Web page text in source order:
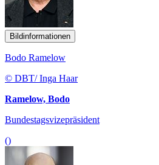
Bildinformationen
Bodo Ramelow
© DBT/ Inga Haar
Ramelow, Bodo
Bundestagsvizepräsident
()